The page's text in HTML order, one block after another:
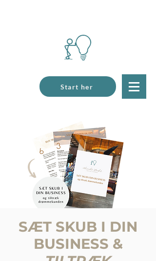
Start her
SÆT SKUB I DIN
BUSINESS &